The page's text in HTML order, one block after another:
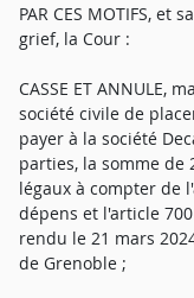
PAR CES MOTIFS,
grief, la Cour :
CASSE ET ANNULE,
société civile de
payer à la société
parties, la somme de
légaux à compter de
dépens et l'article
rendu le 21 mars
de Grenoble ;